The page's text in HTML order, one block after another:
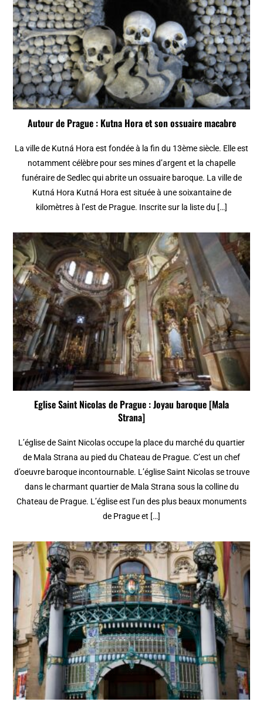
Autour de Prague : Kutna Hora et son ossuaire macabre
La ville de Kutná Hora est fondée à la fin du 13ème siècle. Elle est
notamment célèbre pour ses mines d’argent et la chapelle
funéraire de Sedlec qui abrite un ossuaire baroque. La ville de
Kutná Hora Kutná Hora est située à une soixantaine de
kilomètres à l’est de Prague. Inscrite sur la liste du […]
Eglise Saint Nicolas de Prague : Joyau baroque [Mala
Strana]
L’église de Saint Nicolas occupe la place du marché du quartier
de Mala Strana au pied du Chateau de Prague. C’est un chef
d’oeuvre baroque incontournable. L’église Saint Nicolas se trouve
dans le charmant quartier de Mala Strana sous la colline du
Chateau de Prague. L’église est l’un des plus beaux monuments
de Prague et […]